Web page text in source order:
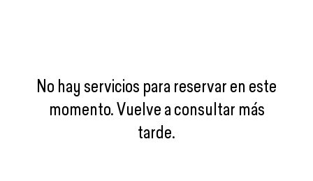
No hay servicios para reservar en este
momento. Vuelve a consultar más
tarde.